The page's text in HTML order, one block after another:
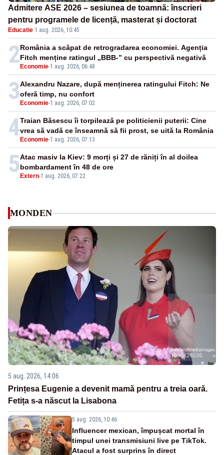
Admitere ASE 2026 – sesiunea de toamnă: înscrieri
pentru programele de licență, masterat și doctorat
Educatie·1 aug. 2026, 10:45
2 Economie-1 aug. 2026, 06:48
România a scăpat de retrogradarea economiei. Agenția
Fitch menține ratingul „BBB-” cu perspectivă negativă
3 Economie-1 aug. 2026, 07:02
Alexandru Nazare, după menținerea ratingului Fitch: Ne
oferă timp, nu confort
4 Economie-1 aug. 2026, 07:13
Traian Băsescu îi torpilează pe politicienii puterii: Cine
vrea să vadă ce înseamnă să fii prost, se uită la România
5 Extern-1 aug. 2026, 07:22
Atac masiv la Kiev: 9 morți și 27 de răniți în al doilea
bombardament în 48 de ore
MONDEN
5 aug. 2026, 14:06
Prințesa Eugenie a devenit mamă pentru a treia oară.
Fetița s-a născut la Lisabona
5 aug. 2026, 10:46
Influencer mexican, împușcat mortal în
timpul unei transmisiuni live pe TikTok.
Atacul a fost surprins în direct